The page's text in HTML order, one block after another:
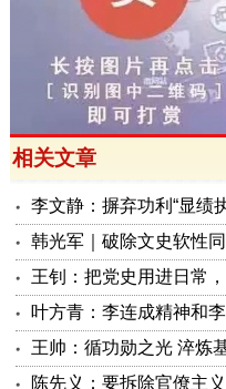
相关文章
李文静：摒弃功利“显绩
王钊：把党史用进日常
王帅：循功勋之光 淬炼
陈先义：要拆除官僚主